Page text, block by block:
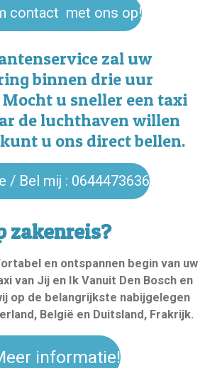
contact met ons op!
zal uw
binnen drie uur
u sneller een taxi
de luchthaven willen
u ons direct bellen.
/ Bel mij : 0644473636
zakenreis?
en ontspannen begin van uw
van Jij en Ik Vanuit Den Bosch en
op de belangrijkste nabijgelegen
België en Duitsland, Frakrijk.
informatie!